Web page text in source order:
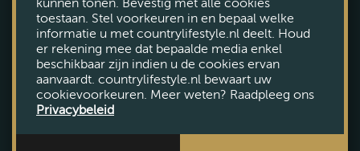
Den Haag
Basto
Mango
Margareth
Zeist
Voorthuizerstraat 131, Putten
Tel. (0341) 492 145
kunnen tonen. Bevestig met alle cookies
toestaan. Stel voorkeuren in en bepaal welke
informatie u met countrylifestyle.nl deelt. Houd
er rekening mee dat bepaalde media enkel
beschikbaar zijn indien u de cookies ervan
aanvaardt. countrylifestyle.nl bewaart uw
cookievoorkeuren. Meer weten? Raadpleeg ons
Privacybeleid